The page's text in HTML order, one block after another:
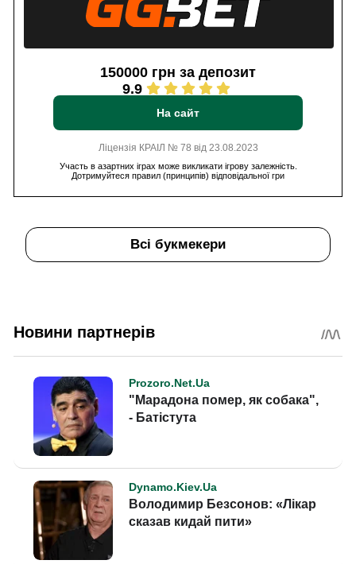
150000 грн за депозит
9.9
На сайт
Ліцензія КРАІЛ № 78 від 23.08.2023
Участь в азартних іграх може викликати ігрову залежність.
Дотримуйтеся правил (принципів) відповідальної гри
Всі букмекери